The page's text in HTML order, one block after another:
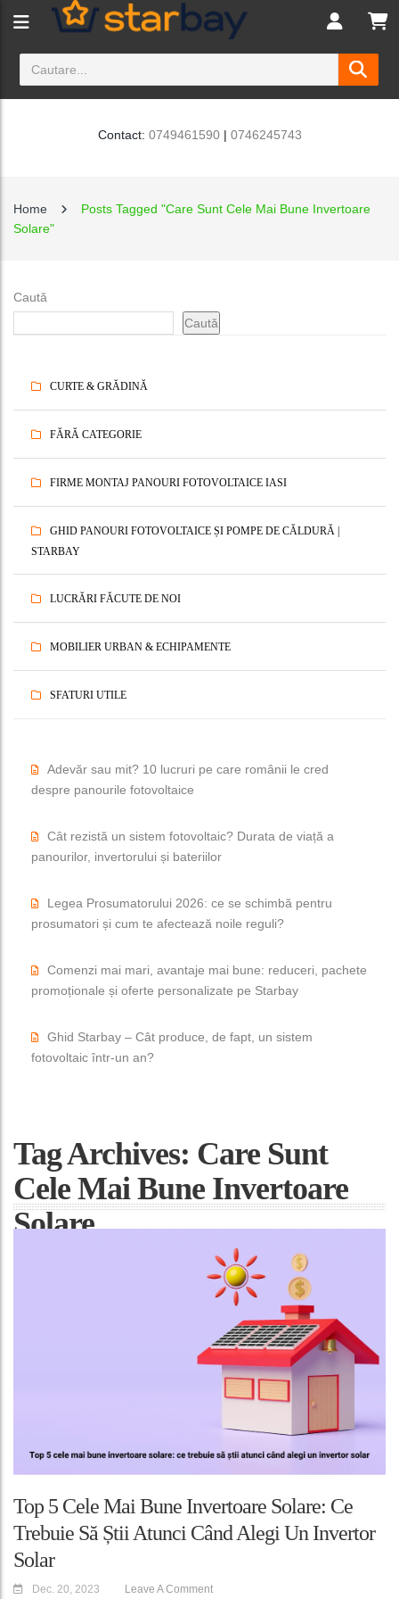
Contact: 0749461590| 0746245743
Home
Posts Tagged "Care Sunt Cele Mai Bune Invertoare
Solare"
Caută
Caută
CURTE & GRĂDINĂ
FĂRĂ CATEGORIE
FIRME MONTAJ PANOURI FOTOVOLTAICE IASI
GHID PANOURI FOTOVOLTAICE ȘI POMPE DE CĂLDURĂ |
STARBAY
LUCRĂRI FĂCUTE DE NOI
MOBILIER URBAN & ECHIPAMENTE
SFATURI UTILE
Adevăr sau mit? 10 lucruri pe care românii le cred
despre panourile fotovoltaice
Cât rezistă un sistem fotovoltaic? Durata de viață a
panourilor, invertorului și bateriilor
Legea Prosumatorului 2026: ce se schimbă pentru
prosumatori și cum te afectează noile reguli?
Comenzi mai mari, avantaje mai bune: reduceri, pachete
promoționale și oferte personalizate pe Starbay
Ghid Starbay – Cât produce, de fapt, un sistem
fotovoltaic într-un an?
Tag Archives: Care Sunt
Cele Mai Bune Invertoare
Solare
Top 5 Cele Mai Bune Invertoare Solare: Ce
Trebuie Să Știi Atunci Când Alegi Un Invertor
Solar
Dec. 20, 2023 Leave A Comment